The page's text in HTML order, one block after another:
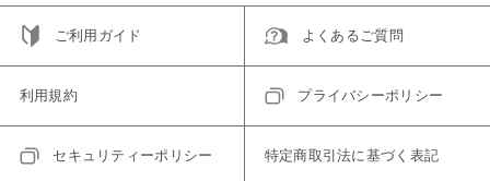
ご利用ガイド よくあるご質問
利用規約 プライバシーポリシー
セキュリティーポリシー 特定商取引法に基づく表記